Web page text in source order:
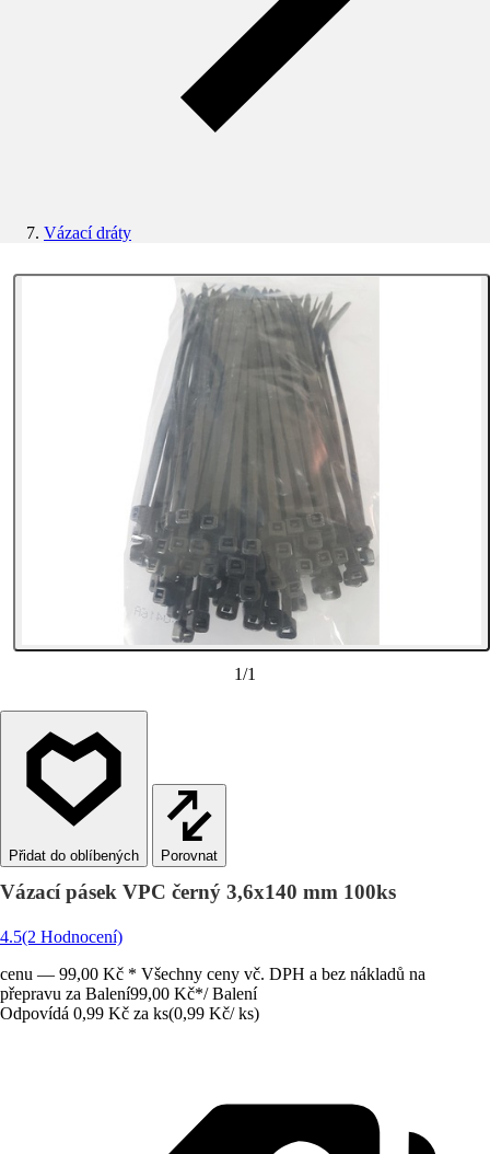
Vázací dráty
1/1
Porovnat
Vázací pásek VPC černý 3,6x140 mm 100ks
4.5(2 Hodnocení)
cenu — 99,00 Kč * Všechny ceny vč. DPH a bez nákladů na
přepravu za Balení99,00 Kč*/ Balení
Odpovídá 0,99 Kč za ks(0,99 Kč/ ks)